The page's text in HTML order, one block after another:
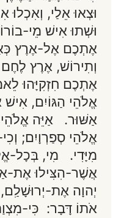
וּצְאוּ אֵלַי, וְאִכְלוּ
וּשְׁתוּ אִישׁ מֵי-
אֶתְכֶם אֶל-אֶרֶץ
וְתִירוֹשׁ, אֶרֶץ
אֶתְכֶם חִזְקִיָּהוּ
אֱלֹהֵי הַגּוֹיִם,
אַשּׁוּר. אַיֵּה
אֱלֹהֵי סְפַרְוָיִם;
מִיָּדִי. מִי, בְּכָל-
אֲשֶׁר-הִצִּילוּ אֶת-
יְהוָה אֶת-יְרוּשָׁלִַם,
אֹתוֹ דָּבָר: כִּי-